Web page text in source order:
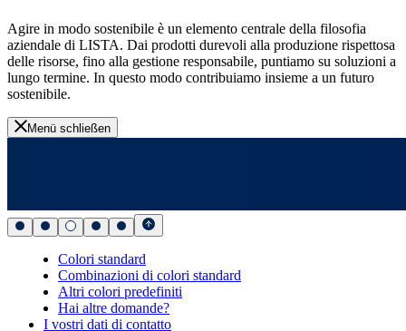
Agire in modo sostenibile è un elemento centrale della filosofia
aziendale di LISTA. Dai prodotti durevoli alla produzione rispettosa
delle risorse, fino alla gestione responsabile, puntiamo su soluzioni a
lungo termine. In questo modo contribuiamo insieme a un futuro
sostenibile.
Menü schließen
Colori standard
Combinazioni di colori standard
Altri colori predefiniti
Hai altre domande?
I vostri dati di contatto